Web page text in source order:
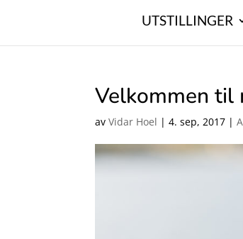
UTSTILLINGER
Velkommen til
avVidar Hoel |4. sep, 2017 |